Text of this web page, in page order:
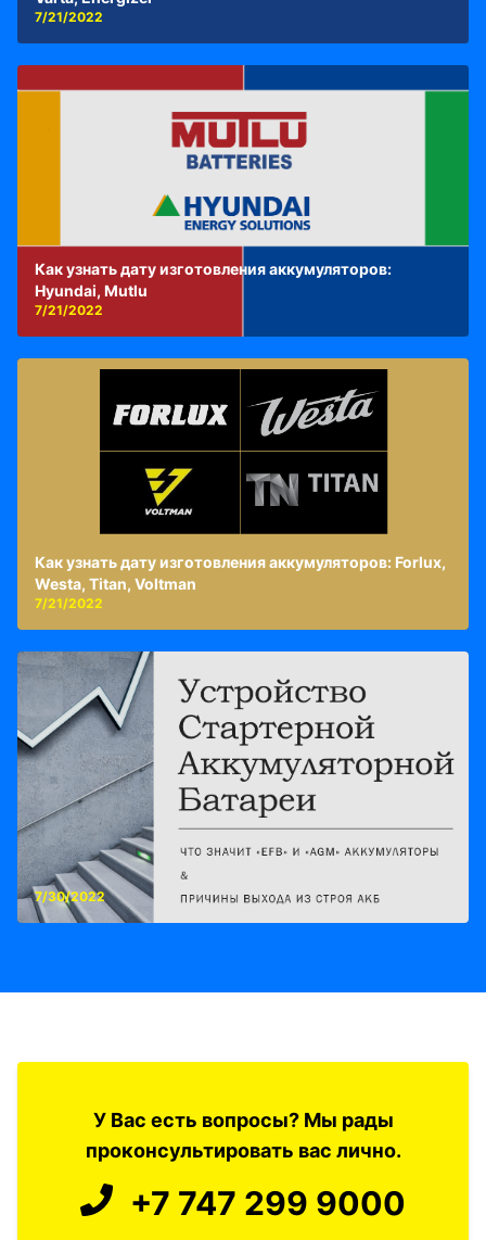
7/21/2022
Как узнать дату изготовления аккумуляторов:
Hyundai, Mutlu
7/21/2022
Как узнать дату изготовления аккумуляторов: Forlux,
Westa, Titan, Voltman
7/21/2022
7/30/2022
У Вас есть вопросы? Мы рады
проконсультировать вас лично.
+7 747 299 9000